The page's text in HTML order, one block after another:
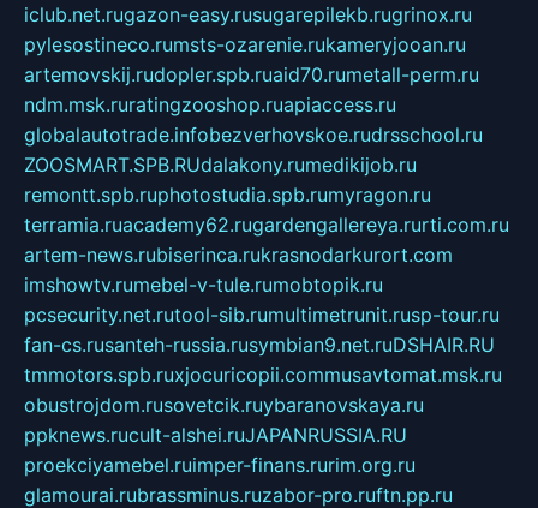
iclub.net.rugazon-easy.rusugarepilekb.rugrinox.ru
pylesostineco.rumsts-ozarenie.rukameryjooan.ru
artemovskij.rudopler.spb.ruaid70.rumetall-perm.ru
ndm.msk.ruratingzooshop.ruapiaccess.ru
globalautotrade.infobezverhovskoe.rudrsschool.ru
ZOOSMART.SPB.RUdalakony.rumedikijob.ru
remontt.spb.ruphotostudia.spb.rumyragon.ru
terramia.ruacademy62.rugardengallereya.rurti.com.ru
artem-news.rubiserinca.rukrasnodarkurort.com
imshowtv.rumebel-v-tule.rumobtopik.ru
pcsecurity.net.rutool-sib.rumultimetrunit.rusp-tour.ru
fan-cs.rusanteh-russia.rusymbian9.net.ruDSHAIR.RU
tmmotors.spb.ruxjocuricopii.commusavtomat.msk.ru
obustrojdom.rusovetcik.ruybaranovskaya.ru
ppknews.rucult-alshei.ruJAPANRUSSIA.RU
proekciyamebel.ruimper-finans.rurim.org.ru
glamourai.rubrassminus.ruzabor-pro.ruftn.pp.ru